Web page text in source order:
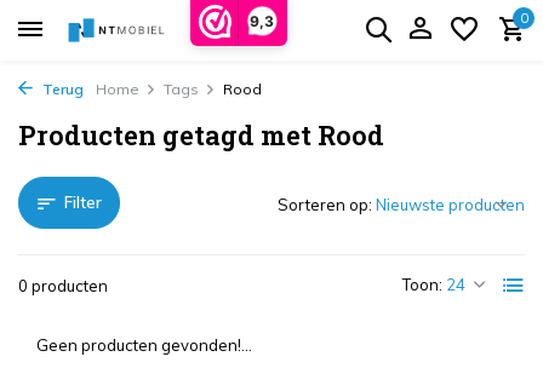
9,3 0
Terug Home Tags Rood
Producten getagd met Rood
Filter
0 producten Toon:
Sorteren op:
Geen producten gevonden!...